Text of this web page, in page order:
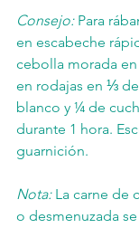
Consejo: Para
en escabeche
cebolla morada
en rodajas en ⅓
blanco y ¼ de
durante 1 hora.
guarnición.
Nota: La carne de
o desmenuzada